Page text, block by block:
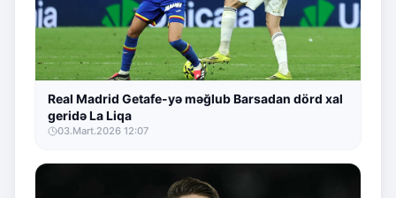
Real Madrid Getafe-yə məğlub Barsadan dörd xal
geridə La Liqa
03.Mart.2026 12:07